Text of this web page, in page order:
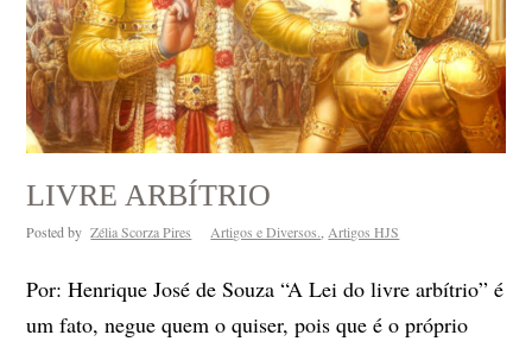
LIVRE ARBÍTRIO
Posted by Zélia Scorza Pires Artigos e Diversos.,Artigos HJS
Por: Henrique José de Souza “A Lei do livre arbítrio” é
um fato, negue quem o quiser, pois que é o próprio